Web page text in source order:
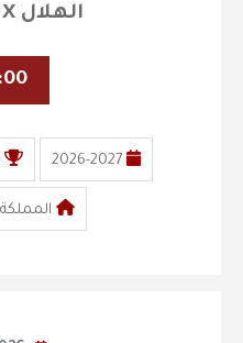
الهلال X الفيصلي
2026-2027
المملكة